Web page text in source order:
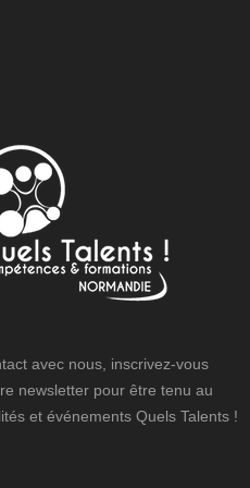
avec nous, inscrivez-vous
newsletter pour être tenu au
et événements Quels Talents !